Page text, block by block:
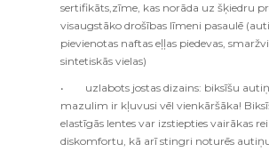
sertifikāts,zīme, kas norāda uz šķiedru
visaugstāko drošības līmeni pasaulē
pievienotas naftas eļļas piedevas,
sintetiskās vielas)
•
uzlabots jostas dizains: biksīšu
mazulim ir kļuvusi vēl vienkāršāka!
elastīgās lentes var izstiepties vairākas
diskomfortu, kā arī stingri noturēs